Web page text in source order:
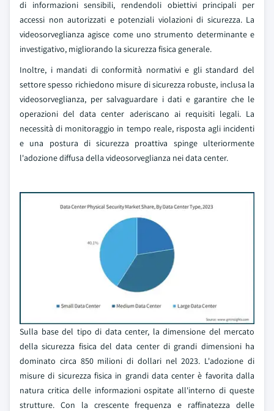
di informazioni sensibili, rendendoli obiettivi principali per
accessi non autorizzati e potenziali violazioni di sicurezza. La
videosorveglianza agisce come uno strumento determinante e
investigativo, migliorando la sicurezza fisica generale.
Inoltre, i mandati di conformità normativi e gli standard del
settore spesso richiedono misure di sicurezza robuste, inclusa la
videosorveglianza, per salvaguardare i dati e garantire che le
operazioni del data center aderiscano ai requisiti legali. La
necessità di monitoraggio in tempo reale, risposta agli incidenti
e una postura di sicurezza proattiva spinge ulteriormente
l'adozione diffusa della videosorveglianza nei data center.
Sulla base del tipo di data center, la dimensione del mercato
della sicurezza fisica del data center di grandi dimensioni ha
dominato circa 850 milioni di dollari nel 2023. L'adozione di
misure di sicurezza fisica in grandi data center è favorita dalla
natura critica delle informazioni ospitate all'interno di queste
strutture. Con la crescente frequenza e raffinatezza delle